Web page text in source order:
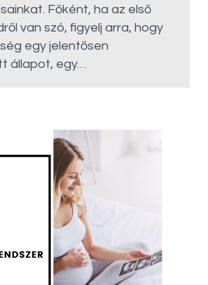
Főként, ha az első
van szó, figyelj arra, hogy
egy jelentősen
állapot, egy…